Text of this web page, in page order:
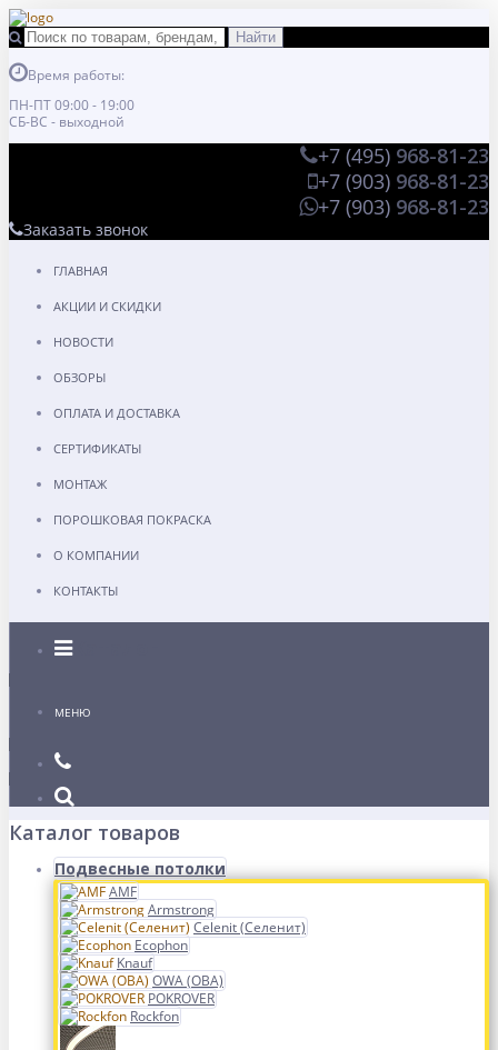
Время работы:
ПН-ПТ 09:00 - 19:00
СБ-ВС - выходной
+7 (495) 968-81-23
+7 (903) 968-81-23
+7 (903) 968-81-23
Заказать звонок
ГЛАВНАЯ
АКЦИИ И СКИДКИ
НОВОСТИ
ОБЗОРЫ
ОПЛАТА И ДОСТАВКА
СЕРТИФИКАТЫ
МОНТАЖ
ПОРОШКОВАЯ ПОКРАСКА
О КОМПАНИИ
КОНТАКТЫ
Каталог
МЕНЮ
Каталог товаров
Подвесные потолки
AMF
Armstrong
Celenit (Селенит)
Ecophon
Knauf
OWA (ОВА)
POKROVER
Rockfon